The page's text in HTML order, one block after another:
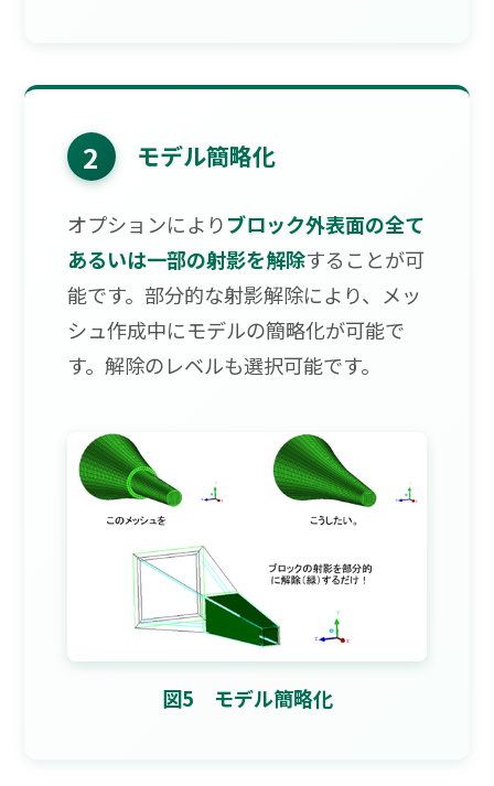
2 モデル簡略化
オプションによりブロック外表面の全て
あるいは一部の射影を解除することが可
能です。部分的な射影解除により、メッ
シュ作成中にモデルの簡略化が可能で
す。解除のレベルも選択可能です。
図5 モデル簡略化